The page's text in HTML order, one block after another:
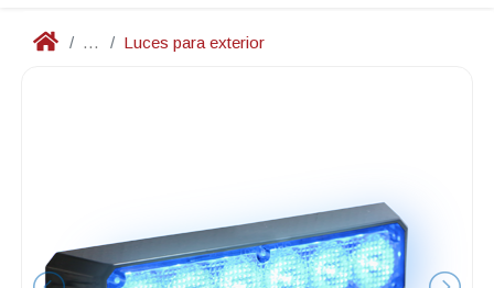
... Luces para exterior